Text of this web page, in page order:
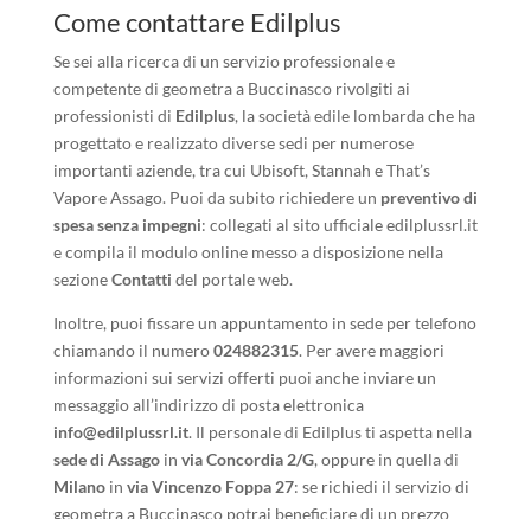
Come contattare Edilplus
Se sei alla ricerca di un servizio professionale e
competente di geometra a Buccinasco rivolgiti ai
professionisti di Edilplus, la società edile lombarda che ha
progettato e realizzato diverse sedi per numerose
importanti aziende, tra cui Ubisoft, Stannah e That’s
Vapore Assago. Puoi da subito richiedere un preventivo di
spesa senza impegni: collegati al sito ufficiale edilplussrl.it
e compila il modulo online messo a disposizione nella
sezioneContatti del portale web.
Inoltre, puoi fissare un appuntamento in sede per telefono
chiamando il numero024882315. Per avere maggiori
informazioni sui servizi offerti puoi anche inviare un
messaggio all’indirizzo di posta elettronica
info@edilplussrl.it. Il personale di Edilplus ti aspetta nella
sede di Assagoin via Concordia 2/G, oppure in quella di
Milanoin via Vincenzo Foppa 27: se richiedi il servizio di
geometra a Buccinasco potrai beneficiare di un prezzo